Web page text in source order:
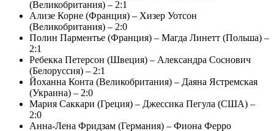
(Великобритания) – 2:1
Ализе Корне (Франция) – Хизер Уотсон
(Великобритания) – 2:0
Полин Парментье (Франция) – Магда Линетт (Польша) –
2:1
Ребекка Петерсон (Швеция) – Александра Соснович
(Белоруссия) – 2:1
Йоханна Конта (Великобритания) – Даяна Ястремская
(Украина) – 2:0
Мария Саккари (Греция) – Джессика Пегула (США) –
2:0
Анна-Лена Фридзам (Германия) – Фиона Ферро